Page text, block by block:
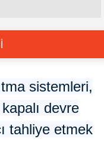
sistemleri,
devre
tahliye etmek